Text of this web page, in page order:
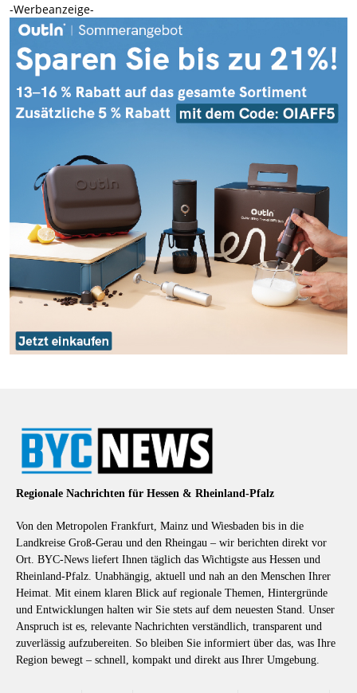
-Werbeanzeige-
Regionale Nachrichten für Hessen & Rheinland-Pfalz
Von den Metropolen Frankfurt, Mainz und Wiesbaden bis in die
Landkreise Groß-Gerau und den Rheingau – wir berichten direkt vor
Ort. BYC-News liefert Ihnen täglich das Wichtigste aus Hessen und
Rheinland-Pfalz. Unabhängig, aktuell und nah an den Menschen Ihrer
Heimat. Mit einem klaren Blick auf regionale Themen, Hintergründe
und Entwicklungen halten wir Sie stets auf dem neuesten Stand. Unser
Anspruch ist es, relevante Nachrichten verständlich, transparent und
zuverlässig aufzubereiten. So bleiben Sie informiert über das, was Ihre
Region bewegt – schnell, kompakt und direkt aus Ihrer Umgebung.